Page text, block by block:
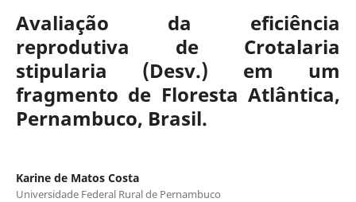
Avaliação da eficiência
reprodutiva de Crotalaria
stipularia (Desv.) em um
fragmento de Floresta Atlântica,
Pernambuco, Brasil.
Karine de Matos Costa
Universidade Federal Rural de Pernambuco